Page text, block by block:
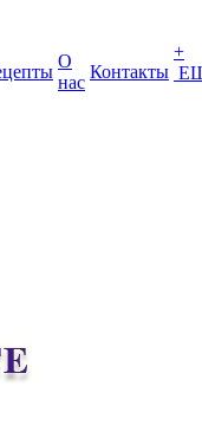
О
нас
Контакты
+